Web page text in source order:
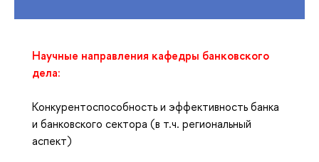
Научные направления кафедры банковского
дела:
Конкурентоспособность и эффективность банка
и банковского сектора (в т.ч. региональный
аспект)